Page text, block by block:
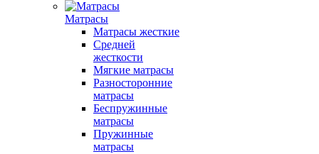
Матрасы
Матрасы жесткие
Средней
жесткости
Мягкие матрасы
Разносторонние
матрасы
Беспружинные
матрасы
Пружинные
матрасы